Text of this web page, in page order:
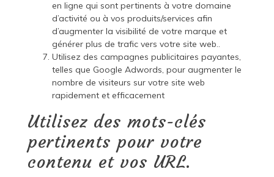
en ligne qui sont pertinents à votre domaine
d’activité ou à vos produits/services afin
d’augmenter la visibilité de votre marque et
générer plus de trafic vers votre site web..
Utilisez des campagnes publicitaires payantes,
telles que Google Adwords, pour augmenter le
nombre de visiteurs sur votre site web
rapidement et efficacement
Utilisez des mots-clés
pertinents pour votre
contenu et vos URL.